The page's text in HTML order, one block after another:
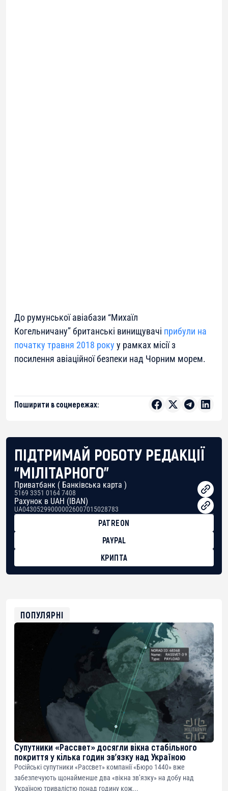
До румунської авіабази “Михаїл
Когельничану” британські винищувачі прибули на
початку травня 2018 року у рамках місії з
посилення авіаційної безпеки над Чорним морем.
Поширити в соцмережах:
ПІДТРИМАЙ РОБОТУ РЕДАКЦІЇ
"МІЛІТАРНОГО"
Приватбанк ( Банківська карта )
5169 3351 0164 7408
Рахунок в UAH (IBAN)
UA043052990000026007015028783
PATREON
PAYPAL
КРИПТА
0xfD02863D3289416fcF50975c9DFda13623f97758
ПОПУЛЯРНІ
Супутники «Рассвет» досягли вікна стабільного
покриття у кілька годин зв’язку над Україною
Російські супутники «Рассвет» компанії «Бюро 1440» вже
забезпечують щонайменше два «вікна зв’язку» на добу над
Україною тривалістю понад годину кож...